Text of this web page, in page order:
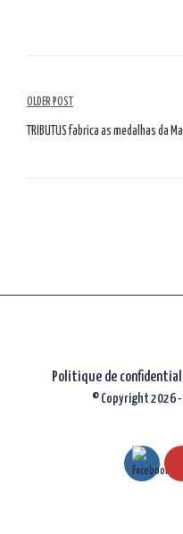
Navigation
parmi
OLDER POST
TRIBUTUS fabrica as medalhas da
Politique de
© Copyright 2026